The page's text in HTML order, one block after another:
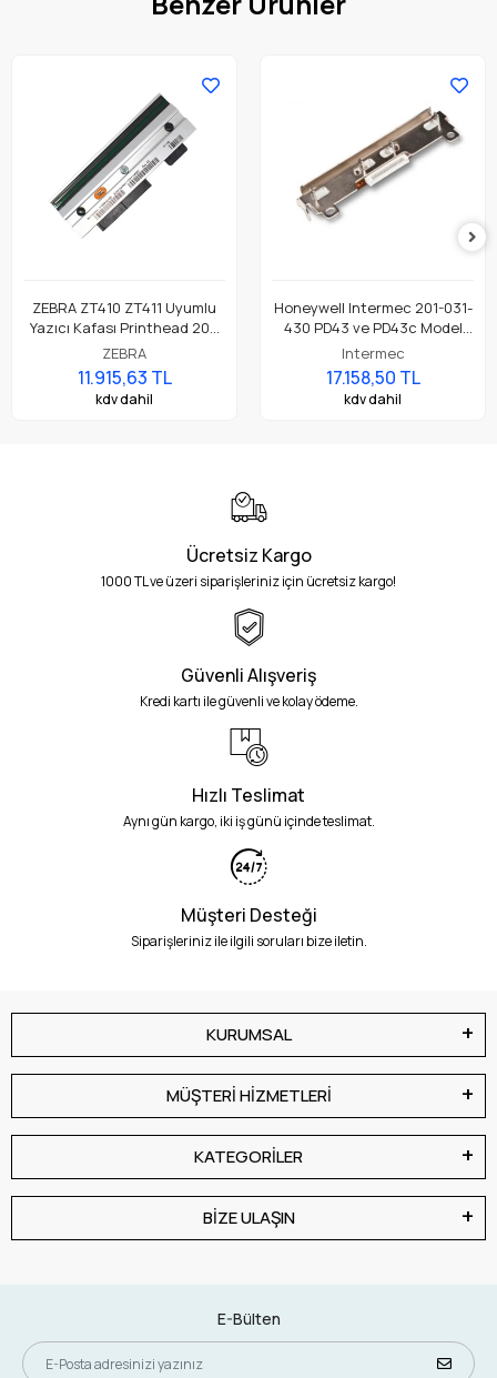
ZEBRA ZT410 ZT411 Uyumlu
Yazıcı Kafası Printhead 203
Dpi Parça No: P1058930-009
ZEBRA
11.915,63 TL
kdv dahil
Honeywell Intermec 201-031-
430 PD43 ve PD43c Model
Barkod Etiket Yazıcı 203 Dpi
Termal Baskı Kafası
Intermec
17.158,50 TL
kdv dahil
Ücretsiz Kargo
1000 TL ve üzeri siparişleriniz için ücretsiz kargo!
Güvenli Alışveriş
Kredi kartı ile güvenli ve kolay ödeme.
Hızlı Teslimat
Aynı gün kargo, iki iş günü içinde teslimat.
Müşteri Desteği
Siparişleriniz ile ilgili soruları bize iletin.
KURUMSAL
MÜŞTERİ HİZMETLERİ
KATEGORİLER
BİZE ULAŞIN
E-Bülten